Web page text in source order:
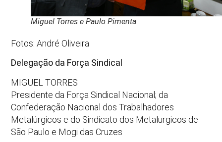
Miguel Torres e Paulo Pimenta
Fotos: André Oliveira
Delegação da Força Sindical
MIGUEL TORRES
Presidente da Força Sindical Nacional; da
Confederação Nacional dos Trabalhadores
Metalúrgicos e do Sindicato dos Metalurgicos de
São Paulo e Mogi das Cruzes